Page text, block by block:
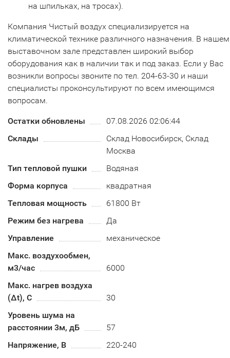
на шпильках, на тросах).
Компания Чистый воздух специализируется на
климатической технике различного назначения. В нашем
выставочном зале представлен широкий выбор
оборудования как в наличии так и под заказ. Если у Вас
возникли вопросы звоните по тел. 204-63-30 и наши
специалисты проконсультируют по всем имеющимся
вопросам.
Остатки обновлены
07.08.2026 02:06:44
Склады
Склад Новосибирск, Склад
Москва
Тип тепловой пушки
Водяная
Форма корпуса
квадратная
Тепловая мощность
61800 Вт
Режим без нагрева
Да
Управление
механическое
Макс. воздухообмен,
м3/час
6000
Макс. нагрев воздуха
(Δt), C
30
Уровень шума на
расстоянии 3м, дБ
57
Напряжение, В
220-240